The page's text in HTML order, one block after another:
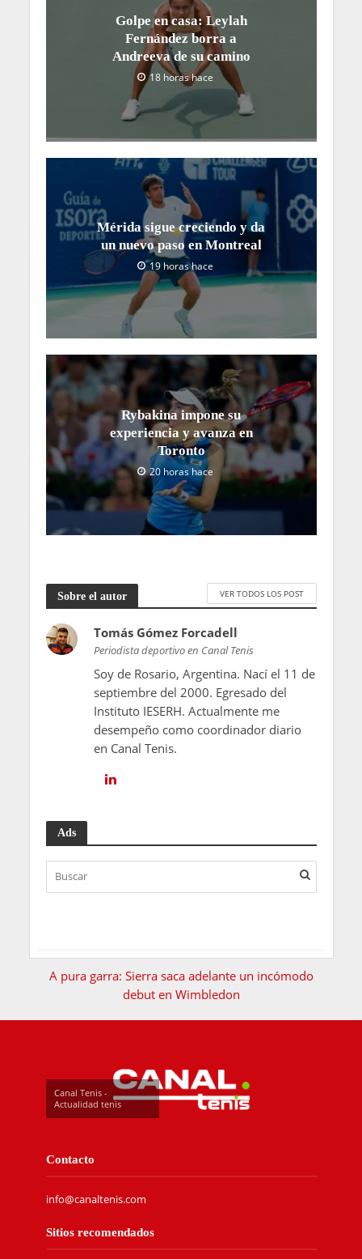
Golpe en casa: Leylah
Fernández borra a
Andreeva de su camino
18 horas hace
Mérida sigue creciendo y da
un nuevo paso en Montreal
19 horas hace
Rybakina impone su
experiencia y avanza en
Toronto
20 horas hace
Sobre el autor VER TODOS LOS POST
Tomás Gómez Forcadell
Periodista deportivo en Canal Tenis
Soy de Rosario, Argentina. Nací el 11 de
septiembre del 2000. Egresado del
Instituto IESERH. Actualmente me
desempeño como coordinador diario
en Canal Tenis.
Ads
A pura garra: Sierra saca adelante un incómodo
debut en Wimbledon
Canal Tenis -
Actualidad tenis
Contacto
info@canaltenis.com
Sitios recomendados